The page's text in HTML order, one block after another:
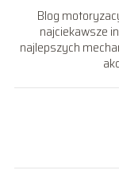
Blog
najciekawsze
najlepszych